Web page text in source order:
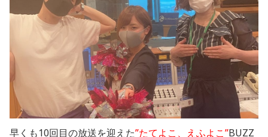
早くも10回目の放送を迎えた”たてよこ、えふよこ”BUZZ